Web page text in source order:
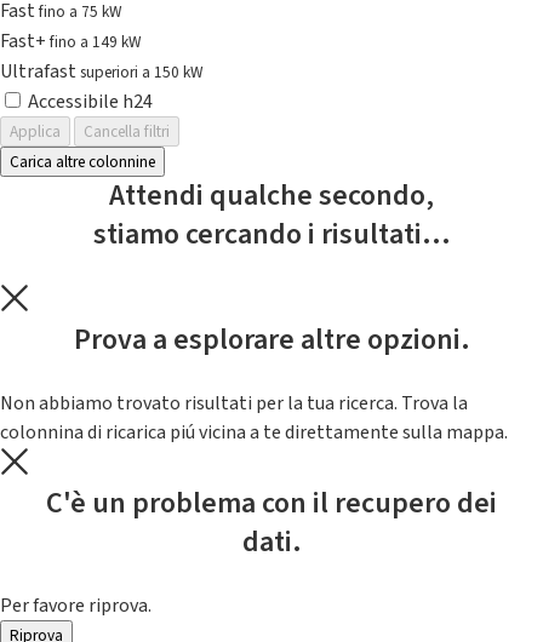
Fastfino a 75 kW
Fast+fino a 149 kW
Ultrafast superiori a 150 kW
Accessibile h24
Applica
Cancella filtri
Carica altre colonnine
Attendi qualche secondo,
stiamo cercando i risultati...
Prova a esplorare altre opzioni.
Non abbiamo trovato risultati per la tua ricerca. Trova la
colonnina di ricarica piú vicina a te direttamente sulla mappa.
C'è un problema con il recupero dei
dati.
Per favore riprova.
Riprova